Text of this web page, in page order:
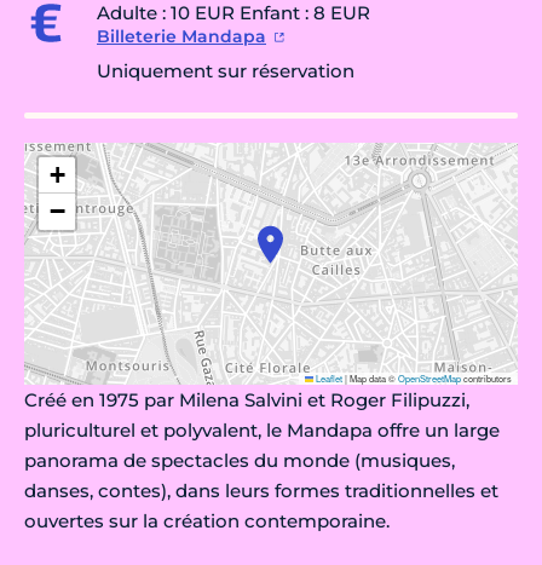
Adulte : 10 EUR Enfant : 8 EUR
Billeterie Mandapa
Uniquement sur réservation
+
−
Leaflet|Map data ©OpenStreetMapcontributors
Créé en 1975 par Milena Salvini et Roger Filipuzzi,
pluriculturel et polyvalent, le Mandapa offre un large
panorama de spectacles du monde (musiques,
danses, contes), dans leurs formes traditionnelles et
ouvertes sur la création contemporaine.